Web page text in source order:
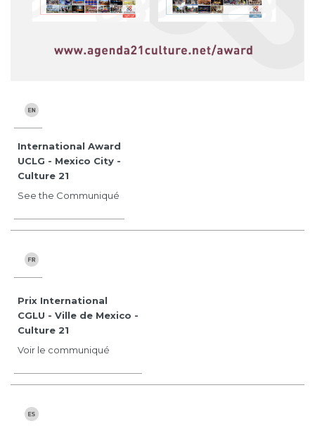
International Award
UCLG - Mexico City -
Culture 21
See the Communiqué
Prix International
CGLU - Ville de Mexico -
Culture 21
Voir le communiqué